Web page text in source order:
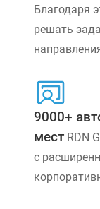
Благодаря
решать
9000+
мест RDN
с